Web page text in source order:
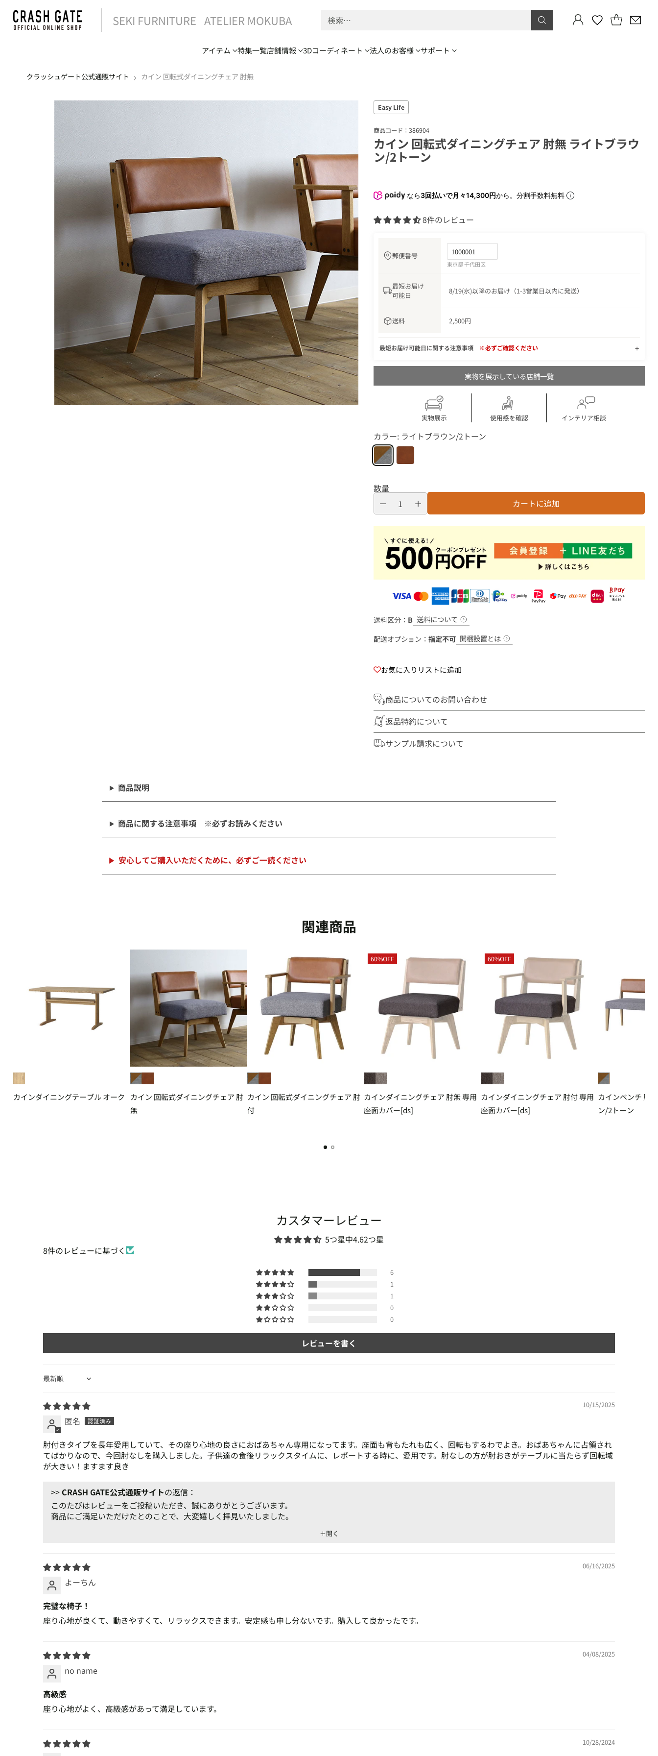
SEKI FURNITURE ATELIER MOKUBA 検索…
アイテム 特集一覧店舗情報 3Dコーディネート 法人のお客様 サポート
クラッシュゲート公式通販サイト カイン 回転式ダイニングチェア 肘無
Easy Life
商品コード：386904
カイン 回転式ダイニングチェア 肘無 ライトブラウ
ン/2トーン
なら3回払いで月々14,300円から。分割手数料無料
8件のレビュー
郵便番号
東京都 千代田区
最短お届け
可能日
8/19(水)以降のお届け（1-3営業日以内に発送）
送料 2,500円
最短お届け可能日に関する注意事項 ※必ずご確認ください
実物を展示している店舗一覧
実物展示 使用感を確認 インテリア相談
カラー: ライトブラウン/2トーン
数量
カートに追加
送料区分： B 送料について
配送オプション： 指定不可 開梱設置とは
お気に入りリストに追加
商品についてのお問い合わせ
返品特約について
サンプル請求について
中
商品説明
商品に関する注意事項 ※必ずお読みください
安心してご購入いただくために、必ずご一読ください
関連商品
カインダイニングテーブル オーク
カイン 回転式ダイニングチェア 肘
無
カイン 回転式ダイニングチェア 肘
付
60%OFF
カインダイニングチェア 肘無 専用
座面カバー[ds]
60%OFF
カインダイニングチェア 肘付 専用
座面カバー[ds]
カインベンチ 肘
ン/2トーン
カスタマーレビュー
5つ星中4.62つ星
8件のレビューに基づく
6
1
1
0
0
レビューを書く
Sort by
10/15/2025
匿名
肘付きタイプを長年愛用していて、その座り心地の良さにおばあちゃん専用になってます。座面も背もたれも広く、回転もするわでよき。おばあちゃんに占領され
てばかりなので、今回肘なしを購入しました。子供達の食後リラックスタイムに、レポートする時に、愛用です。肘なしの方が肘おきがテーブルに当たらず回転域
が大きい！ますます良き
>>CRASH GATE公式通販サイトの返信：
このたびはレビューをご投稿いただき、誠にありがとうございます。
商品にご満足いただけたとのことで、大変嬉しく拝見いたしました。
＋開く
06/16/2025
よーちん
完璧な椅子！
座り心地が良くて、動きやすくて、リラックスできます。安定感も申し分ないです。購入して良かったです。
04/08/2025
no name
高級感
座り心地がよく、高級感があって満足しています。
10/28/2024